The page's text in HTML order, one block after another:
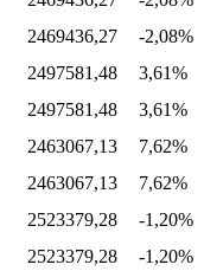
2469436,27
-2,08%
2497581,48
3,61%
2497581,48
3,61%
2463067,13
7,62%
2463067,13
7,62%
2523379,28
-1,20%
2523379,28
-1,20%